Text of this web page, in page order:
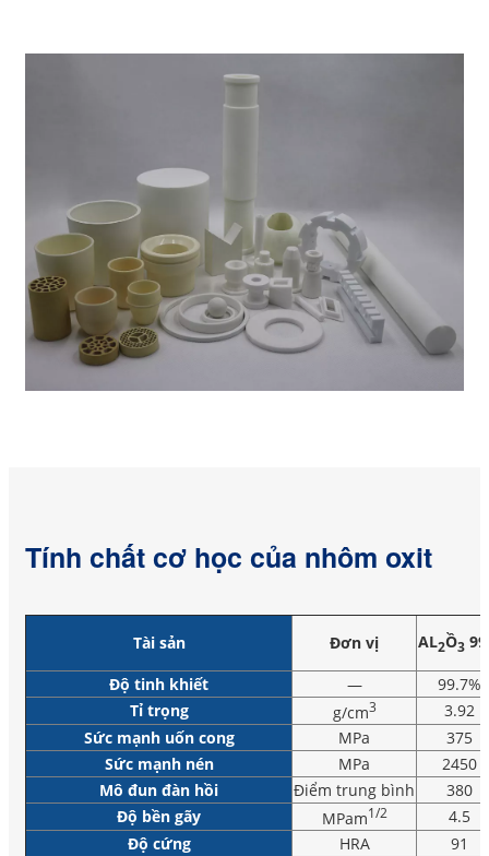
Tính chất cơ học của nhôm oxit
Tài sản Đơn vị AL2Ồ3
Độ tinh khiết —
99.7%
Tỉ trọng
g/cm3
3.92
Sức mạnh uốn cong
MPa
375
Sức mạnh nén
MPa
2450
Mô đun đàn hồi
Điểm trung bình
380
Độ bền gãy
MPam1/2
4.5
Độ cứng
HRA
91